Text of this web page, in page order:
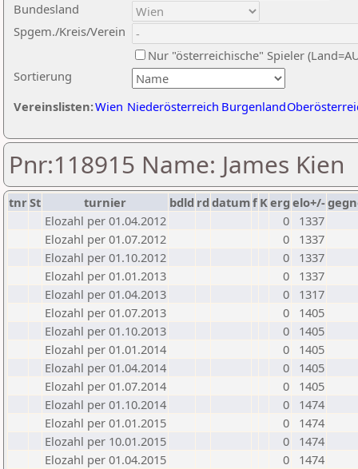
Sortierung
Bundesland
Spgem./Kreis/Verein
Nur "österreichische" Spieler
Vereinslisten:Wien Niederösterreich Burgenland
Pnr:118915 Name: James Kien
tnrSt turnier bdld rd datumf Kerg elo+/-
Elozahl per 01.04.2012
0
1337
Elozahl per 01.07.2012
0
1337
Elozahl per 01.10.2012
0
1337
Elozahl per 01.01.2013
0
1337
Elozahl per 01.04.2013
0
1317
Elozahl per 01.07.2013
0
1405
Elozahl per 01.10.2013
0
1405
Elozahl per 01.01.2014
0
1405
Elozahl per 01.04.2014
0
1405
Elozahl per 01.07.2014
0
1405
Elozahl per 01.10.2014
0
1474
Elozahl per 01.01.2015
0
1474
Elozahl per 10.01.2015
0
1474
Elozahl per 01.04.2015
0
1474